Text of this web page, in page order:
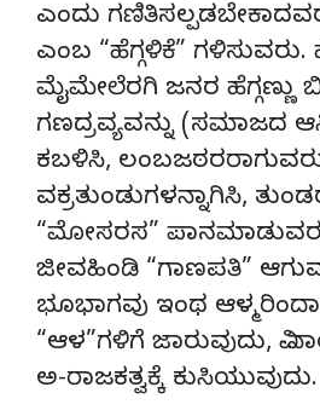
ಎಂದು
ಎಂಬ “ಹೆಗ್ಗಳಿಕೆ”
ಮೈಮೇಲೆರಗಿ ಜನರ ಹೆಗ್ಗಣ್ಣು
ಗಣದ್ರವ್ಯವನ್ನು (ಸಮಾಜದ
ಕಬಳಿಸಿ,
ವಕ್ರತುಂಡುಗಳನ್ನಾಗಿಸಿ,
“ಮೋಸರಸ”
ಜೀವಹಿಂಡಿ “ಗಾಣಪತಿ”
ಭೂಭಾಗವು ಇಂಥ
“ಆಳ”ಗಳಿಗೆ ಜಾರುವುದು, ವಿ-
ಅ-ರಾಜಕತ್ವಕ್ಕೆ ಕುಸಿಯುವುದು.